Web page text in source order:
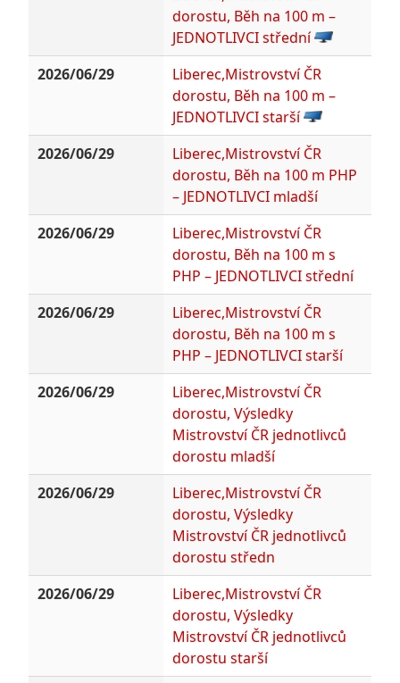
dorostu, Běh na 100 m –
JEDNOTLIVCI střední
2026/06/29
Liberec,Mistrovství ČR
dorostu, Běh na 100 m –
JEDNOTLIVCI starší
2026/06/29
Liberec,Mistrovství ČR
dorostu, Běh na 100 m PHP
– JEDNOTLIVCI mladší
2026/06/29
Liberec,Mistrovství ČR
dorostu, Běh na 100 m s
PHP – JEDNOTLIVCI střední
2026/06/29
Liberec,Mistrovství ČR
dorostu, Běh na 100 m s
PHP – JEDNOTLIVCI starší
2026/06/29
Liberec,Mistrovství ČR
dorostu, Výsledky
Mistrovství ČR jednotlivců
dorostu mladší
2026/06/29
Liberec,Mistrovství ČR
dorostu, Výsledky
Mistrovství ČR jednotlivců
dorostu středn
2026/06/29
Liberec,Mistrovství ČR
dorostu, Výsledky
Mistrovství ČR jednotlivců
dorostu starší